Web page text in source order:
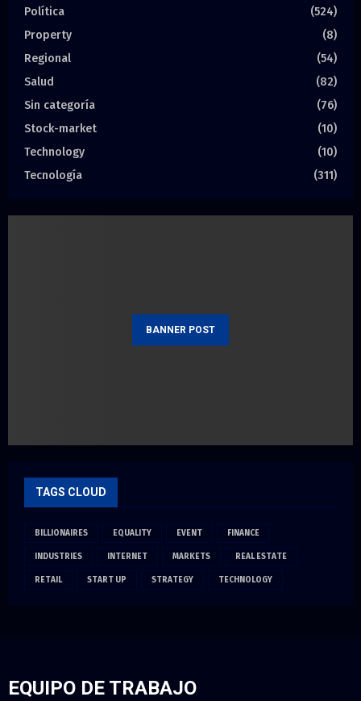
Política
(524)
Property
(8)
Regional
(54)
Salud
(82)
Sin categoría
(76)
Stock-market
(10)
Technology
(10)
Tecnología
(311)
BANNER POST
TAGS CLOUD
BILLIONAIRES EQUALITY EVENT FINANCE
INDUSTRIES INTERNET MARKETS REAL ESTATE
RETAIL START UP STRATEGY TECHNOLOGY
EQUIPO DE TRABAJO